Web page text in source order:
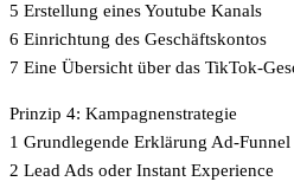
5 Erstellung eines Youtube Kanals
6 Einrichtung des Geschäftskontos
7 Eine Übersicht über das TikTok-
Prinzip 4: Kampagnenstrategie
1 Grundlegende Erklärung Ad-Funnel
2 Lead Ads oder Instant Experience